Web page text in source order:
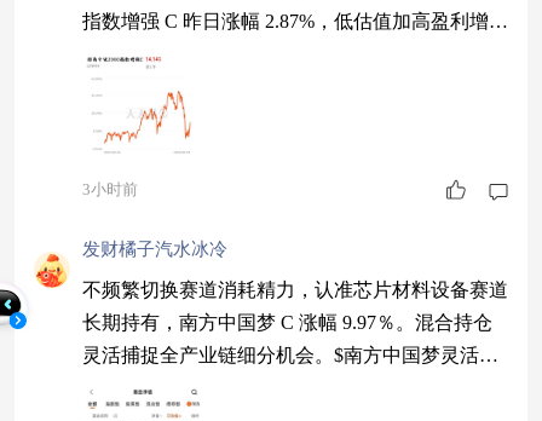
指数增强 C 昨日涨幅 2.87%，低估值加高盈利增
长，长期收益远超指数本身。$招商中证2000指数
增强C$
3小时前
发财橘子汽水冰冷
不频繁切换赛道消耗精力，认准芯片材料设备赛道
长期持有，南方中国梦 C 涨幅 9.97％。混合持仓
灵活捕捉全产业链细分机会。$南方中国梦灵活配
置混合C$ #华为发声！半导体应声上涨#